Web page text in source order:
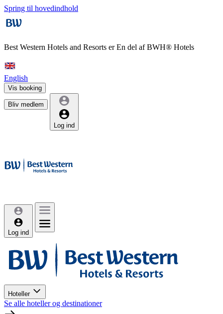
Spring til hovedindhold
Best Western Hotels and Resorts erEn del af BWH® Hotels
English
Vis booking
Bliv medlem
Log ind
Log ind
Hoteller
Se alle hoteller og destinationer